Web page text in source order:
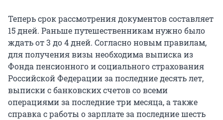
Теперь срок рассмотрения документов составляет
15 дней. Раньше путешественникам нужно было
ждать от 3 до 4 дней. Согласно новым правилам,
для получения визы необходима выписка из
Фонда пенсионного и социального страхования
Российской Федерации за последние десять лет,
выписки с банковских счетов со всеми
операциями за последние три месяца, а также
справка с работы о зарплате за последние шесть